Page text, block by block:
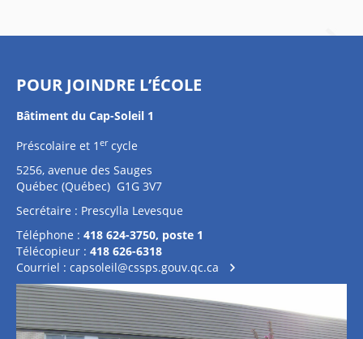
POUR JOINDRE L’ÉCOLE
Bâtiment du Cap-Soleil 1
Préscolaire et 1 ercycle
5256, avenue des Sauges
Québec (Québec) G1G 3V7
Secrétaire : Prescylla Levesque
Téléphone : 418 624-3750, poste 1
Télécopieur : 418 626-6318
Courriel : capsoleil@cssps.gouv.qc.ca